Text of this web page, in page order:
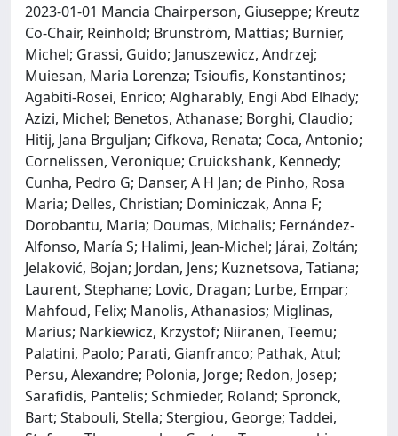
2023-01-01 Mancia Chairperson, Giuseppe; Kreutz
Co-Chair, Reinhold; Brunström, Mattias; Burnier,
Michel; Grassi, Guido; Januszewicz, Andrzej;
Muiesan, Maria Lorenza; Tsioufis, Konstantinos;
Agabiti-Rosei, Enrico; Algharably, Engi Abd Elhady;
Azizi, Michel; Benetos, Athanase; Borghi, Claudio;
Hitij, Jana Brguljan; Cifkova, Renata; Coca, Antonio;
Cornelissen, Veronique; Cruickshank, Kennedy;
Cunha, Pedro G; Danser, A H Jan; de Pinho, Rosa
Maria; Delles, Christian; Dominiczak, Anna F;
Dorobantu, Maria; Doumas, Michalis; Fernández-
Alfonso, María S; Halimi, Jean-Michel; Járai, Zoltán;
Jelaković, Bojan; Jordan, Jens; Kuznetsova, Tatiana;
Laurent, Stephane; Lovic, Dragan; Lurbe, Empar;
Mahfoud, Felix; Manolis, Athanasios; Miglinas,
Marius; Narkiewicz, Krzystof; Niiranen, Teemu;
Palatini, Paolo; Parati, Gianfranco; Pathak, Atul;
Persu, Alexandre; Polonia, Jorge; Redon, Josep;
Sarafidis, Pantelis; Schmieder, Roland; Spronck,
Bart; Stabouli, Stella; Stergiou, George; Taddei,